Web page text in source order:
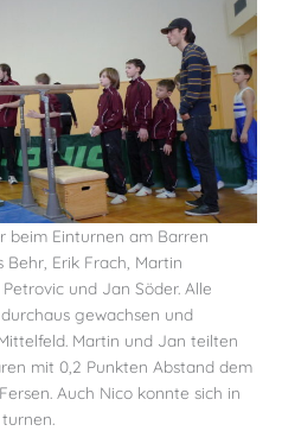
beim Einturnen am Barren
Erik Frach, Martin
und Jan Söder. Alle
gewachsen und
Martin und Jan teilten
mit 0,2 Punkten Abstand dem
Auch Nico konnte sich in